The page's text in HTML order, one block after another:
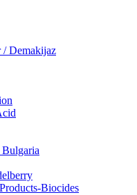
/ Demakijaz
Biocides